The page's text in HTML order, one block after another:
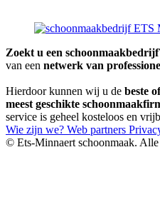
Zoekt u een
van een netwerk van
Hierdoor kunnen wij u de beste
meest geschikte
service is geheel kosteloos en
Wie zijn we? Web partners
© Ets-Minnaert schoonmaak.